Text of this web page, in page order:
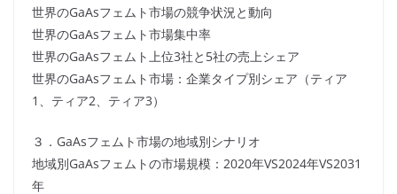
世界のGaAsフェムト市場の競争状況と動向
世界のGaAsフェムト市場集中率
世界のGaAsフェムト上位3社と5社の売上シェア
世界のGaAsフェムト市場：企業タイプ別シェア（ティア
1、ティア2、ティア3）
３．GaAsフェムト市場の地域別シナリオ
地域別GaAsフェムトの市場規模：2020年VS2024年VS2031
年